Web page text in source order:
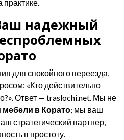
надежный
для спокойного переезда,
«Кто действительно
Ответ — traslochi.net. Мы не
мебели в Корато; мы ваш
стратегический партнер,
в простоту.